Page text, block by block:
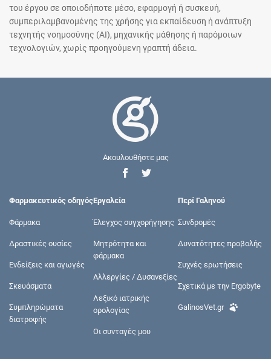
του έργου σε οποιοδήποτε μέσο, εφαρμογή ή συσκευή,
συμπεριλαμβανομένης της χρήσης για εκπαίδευση ή ανάπτυξη
τεχνητής νοημοσύνης (AI), μηχανικής μάθησης ή παρόμοιων
τεχνολογιών, χωρίς προηγούμενη γραπτή άδεια.
Ακουλουθήστε μας
Φαρμακευτικός οδηγός
Φάρμακα
Δραστικές ουσίες
Ενδείξεις και αγωγές
Σκευάσματα
Συμπληρώματα
διατροφής
Εργαλεία
Έλεγχος συγχορήγησης
Μητρότητα και
φάρμακα
Αλλεργίες / Δυσανεξίες
Λεξικό ιατρικής
ορολογίας
Οι συνταγές μου
Περί Γαληνού
Συνδρομές
Δυνατότητες προβολής
Συχνές ερωτήσεις
Σχετικά με την Ergobyte
GalinosVet.gr